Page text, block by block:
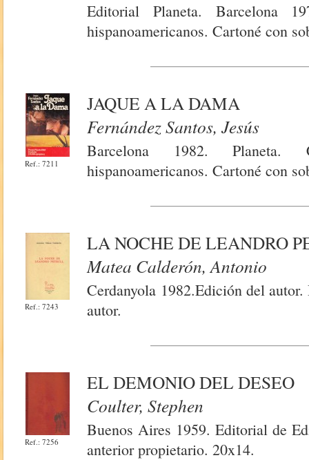
Editorial Planeta. Barcelona
hispanoamericanos. Cartoné con
Ref.: 7211
JAQUE A LA DAMA
Fernández Santos, Jesús
Barcelona 1982. Planeta.
hispanoamericanos. Cartoné con
Ref.: 7243
LA NOCHE DE LEANDRO
Matea Calderón, Antonio
Cerdanyola 1982.Edición del
autor.
Ref.: 7256
EL DEMONIO DEL DESEO
Coulter, Stephen
Buenos Aires 1959. Editorial de
anterior propietario. 20x14.